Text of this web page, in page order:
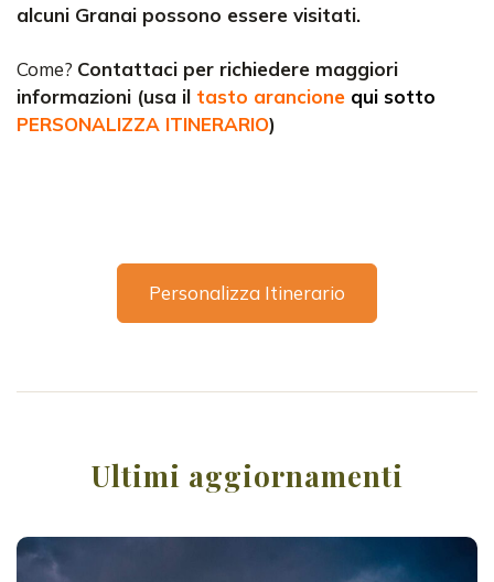
alcuni Granai possono essere visitati.
Come? Contattaci per richiedere maggiori
informazioni (usa il tasto arancione qui sotto
PERSONALIZZA ITINERARIO)
Personalizza Itinerario
Ultimi aggiornamenti